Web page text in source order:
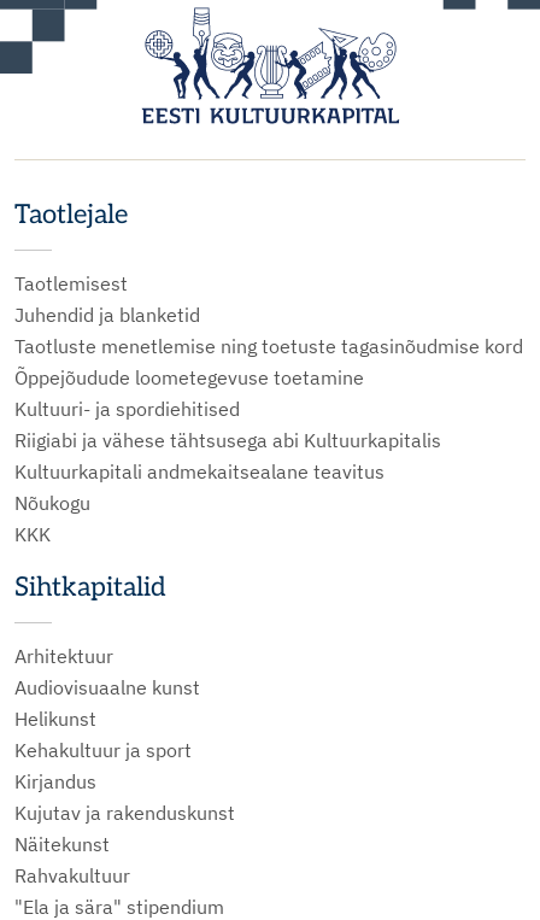
Taotlejale
Taotlemisest
Juhendid ja blanketid
Taotluste menetlemise ning toetuste tagasinõudmise kord
Õppejõudude loometegevuse toetamine
Kultuuri- ja spordiehitised
Riigiabi ja vähese tähtsusega abi Kultuurkapitalis
Kultuurkapitali andmekaitsealane teavitus
Nõukogu
KKK
Sihtkapitalid
Arhitektuur
Audiovisuaalne kunst
Helikunst
Kehakultuur ja sport
Kirjandus
Kujutav ja rakenduskunst
Näitekunst
Rahvakultuur
"Ela ja sära" stipendium